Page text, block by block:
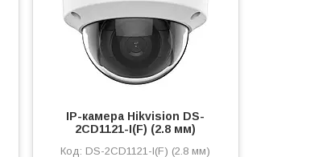
IP-камера Hikvision DS-
2CD1121-I(F) (2.8 мм)
DS-2CD1121-I(F) (2.8 мм)